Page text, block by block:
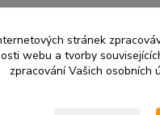
stránek
webu a tvorby
zpracování Vašich osobních